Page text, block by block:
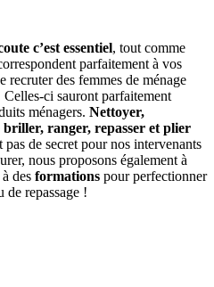
c’est essentiel, tout comme
parfaitement à vos
recruter des femmes de ménage
ci sauront parfaitement
ménagers. Nettoyer,
briller, ranger, repasser et plier
pas de secret pour nos intervenants
nous proposons également à
des formations pour perfectionner
de repassage !